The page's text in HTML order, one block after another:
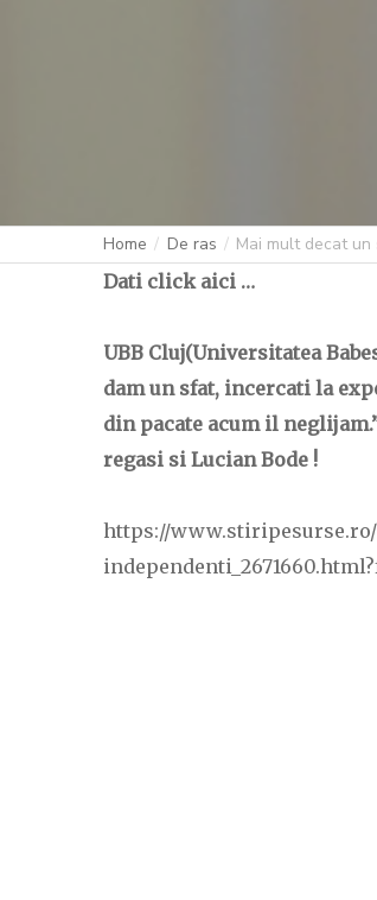
Home De ras Mai mult decat
Dati click aici …
UBB Cluj(Universitatea
dam un sfat, incercati la
din pacate acum il
regasi si Lucian Bode !
https://